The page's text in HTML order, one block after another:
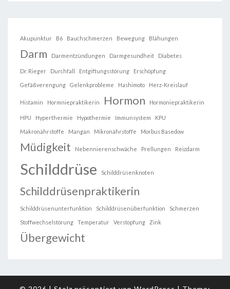
Akupunktur B6 Bauchschmerzen Bewegung Blähungen
Darm Darmentzündungen Darmgesundheit Diabetes
Dr. Rieger Durchfall Entgiftungsstörung Erschöpfung
Gefäßverengung Gelenkprobleme Hashimoto Herz-Kreislauf
Histamin Hormniepraktikerin Hormon Hormoniepraktikerin
HPU Hyperthermie Hypothermie Immunsystem KPU
Makronährstoffe Mangan Mikronährstoffe Morbus Basedow
Müdigkeit Nebennierenschwäche Prellungen Reizdarm
Schilddrüse Schilddrüsenknoten
Schilddrüsenpraktikerin
Schilddrüsenunterfunktion Schilddrüsenüberfunktion Schmerzen
Stoffwechselstörung Temperatur Verstopfung Zink
Übergewicht